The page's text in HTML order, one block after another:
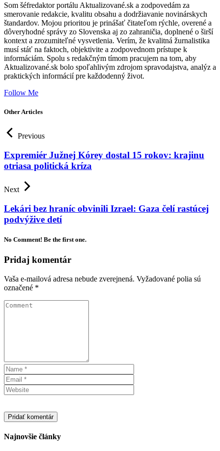
Som šéfredaktor portálu Aktualizované.sk a zodpovedám za
smerovanie redakcie, kvalitu obsahu a dodržiavanie novinárskych
štandardov. Mojou prioritou je prinášať čitateľom rýchle, overené a
dôveryhodné správy zo Slovenska aj zo zahraničia, doplnené o širší
kontext a zrozumiteľné vysvetlenia. Verím, že kvalitná žurnalistika
musí stáť na faktoch, objektivite a zodpovednom prístupe k
informáciám. Spolu s redakčným tímom pracujem na tom, aby
Aktualizované.sk bolo spoľahlivým zdrojom spravodajstva, analýz a
praktických informácií pre každodenný život.
Follow Me
Other Articles
Previous
Expremiér Južnej Kórey dostal 15 rokov: krajinu
otriasa politická kríza
Next
Lekári bez hraníc obvinili Izrael: Gaza čelí rastúcej
podvýžive detí
No Comment! Be the first one.
Pridaj komentár
Vaša e-mailová adresa nebude zverejnená. Vyžadované polia sú
označené *
Najnovšie články